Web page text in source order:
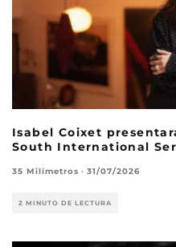
Isabel Coixet
South International
35 Milímetros · 31/07/2026
2 MINUTO DE LECTURA